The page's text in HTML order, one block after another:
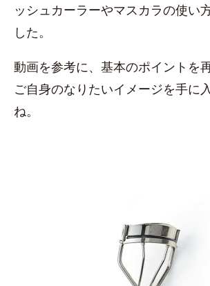
ッシュカーラーやマスカラの使い
した。
動画を参考に、基本のポイントを
ご自身のなりたいイメージを手に
ね。